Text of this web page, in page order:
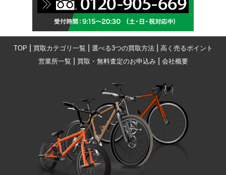
TOP 買取カテゴリ一覧 選べる3つの買取方法| 高く売るポイント
営業所一覧
買取・無料査定のお申込み| 会社概要